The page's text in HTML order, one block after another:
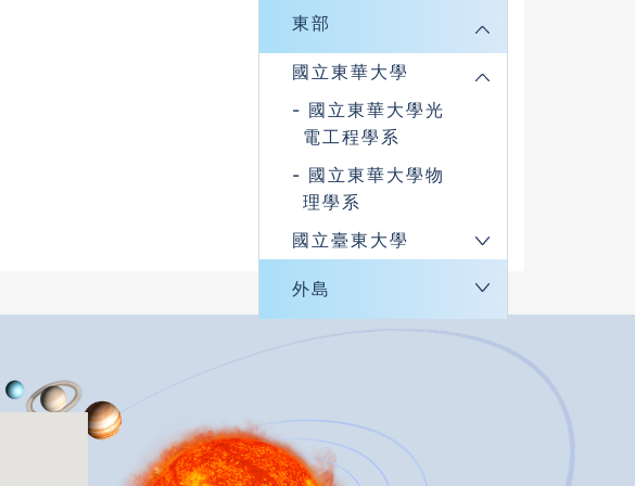
東部
國立東華大學
國立東華大學光
電工程學系
國立東華大學物
理學系
國立臺東大學
外島